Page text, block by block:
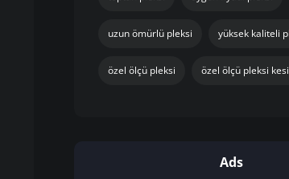
uzun ömürlü pleksi yüksek kaliteli
özel ölçü pleksi özel ölçü pleksi
Ads